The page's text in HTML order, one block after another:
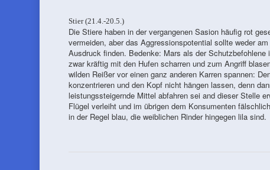
Stier (21.4.-20.5.)
Die Stiere haben in der vergangenen Sasion häufig rot
vermeiden, aber das Aggressionspotential sollte weder
Ausdruck finden. Bedenke: Mars als der
zwar kräftig mit den Hufen scharren und zum Angriff
wilden Reißer vor einen ganz anderen Karren spannen:
konzentrieren und den Kopf nicht hängen lassen, denn
leistungssteigernde Mittel abfahren sei and dieser Stelle
Flügel verleiht und im übrigen dem Konsumenten
in der Regel blau, die weiblichen Rinder hingegen lila sind.